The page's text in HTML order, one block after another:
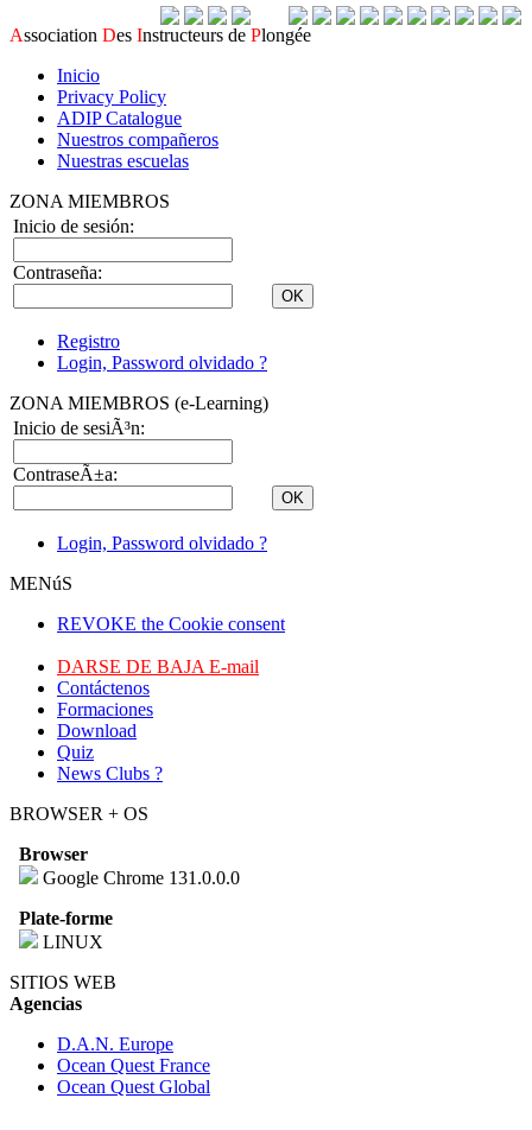
Association Des Instructeurs de Plongée
Inicio
Privacy Policy
ADIP Catalogue
Nuestros compañeros
Nuestras escuelas
ZONA MIEMBROS
Inicio de sesión:
Contraseña:
Registro
Login, Password olvidado ?
ZONA MIEMBROS (e-Learning)
Inicio de sesiÃ³n:
ContraseÃ±a:
Login, Password olvidado ?
MENúS
REVOKE the Cookie consent
DARSE DE BAJA E-mail
Contáctenos
Formaciones
Download
Quiz
News Clubs ?
BROWSER + OS
Browser
Google Chrome 131.0.0.0
Plate-forme
LINUX
SITIOS WEB
Agencias
D.A.N. Europe
Ocean Quest France
Ocean Quest Global